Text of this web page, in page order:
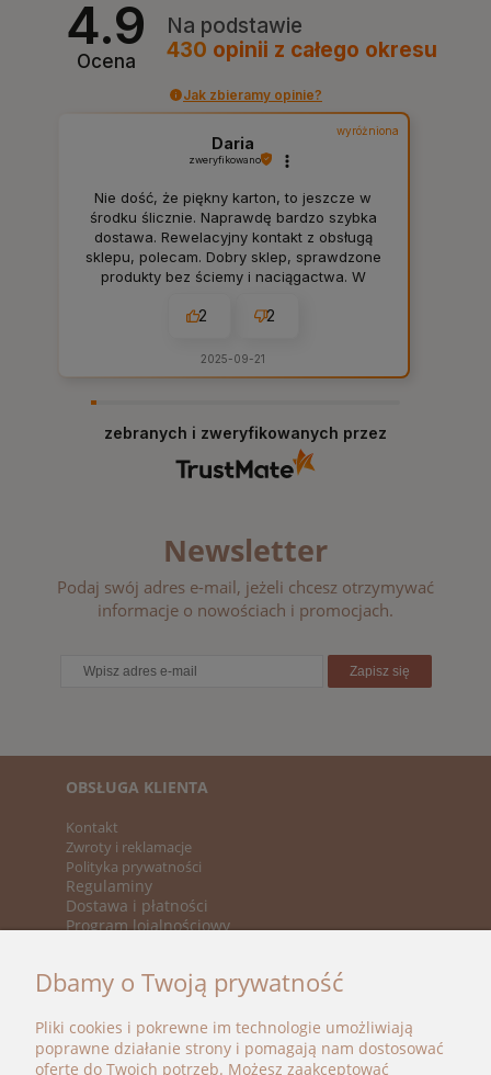
4.9
Ocena
Na podstawie
430 opinii z całego okresu
Jak zbieramy opinie?
wyróżniona
Daria
zweryfikowano
Nie dość, że piękny karton, to jeszcze w
środku ślicznie. Naprawdę bardzo szybka
dostawa. Rewelacyjny kontakt z obsługą
sklepu, polecam. Dobry sklep, sprawdzone
produkty bez ściemy i naciągactwa. W
2 2
2025-09-21
zebranych i zweryfikowanych przez
Newsletter
Podaj swój adres e-mail, jeżeli chcesz otrzymywać
informacje o nowościach i promocjach.
Zapisz się
OBSŁUGA KLIENTA
Kontakt
Zwroty i reklamacje
Polityka prywatności
Regulaminy
Dostawa i płatności
Program lojalnościowy
Promocje
Marki
Dbamy o Twoją prywatność
Pliki cookies i pokrewne im technologie umożliwiają
poprawne działanie strony i pomagają nam dostosować
ofertę do Twoich potrzeb. Możesz zaakceptować